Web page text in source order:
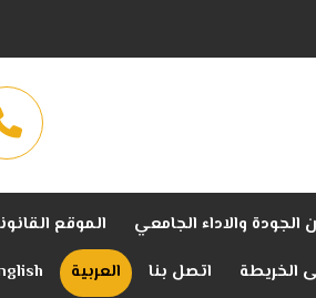
الجودة والاداء الجامعي الموقع
الخريطة اتصل بنا العربية